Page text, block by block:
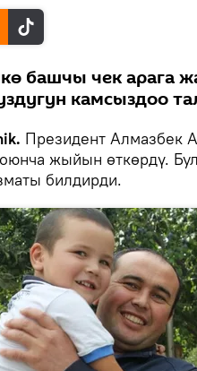
башчы чек арага
камсыздоо
Президент Алмазбек
жыйын өткөрдү.
билдирди.